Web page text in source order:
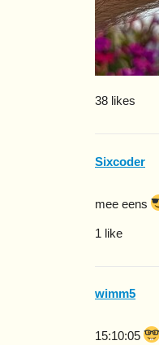
38 likes
Sixcoder
mee eens
1 like
wimm5
15:10:05